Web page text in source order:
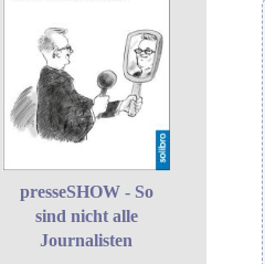
presseSHOW - So
sind nicht alle
Journalisten